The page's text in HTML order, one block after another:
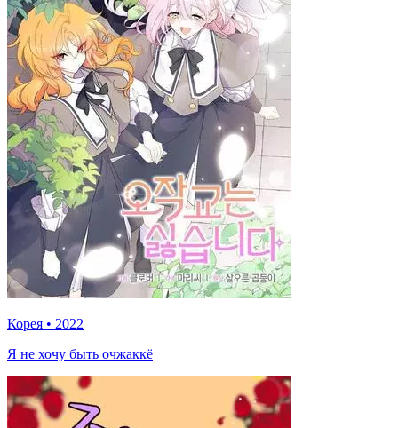
Корея • 2022
Я не хочу быть очжаккё